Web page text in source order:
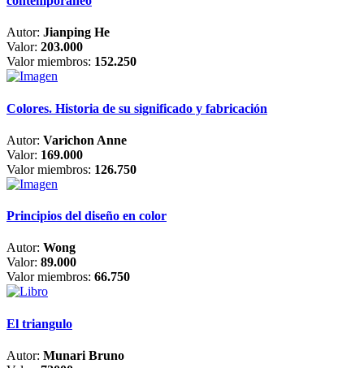
Autor: Jianping He
Valor: 203.000
Valor miembros: 152.250
Colores. Historia de su significado y fabricación
Autor: Varichon Anne
Valor: 169.000
Valor miembros: 126.750
Principios del diseño en color
Autor: Wong
Valor: 89.000
Valor miembros: 66.750
El triangulo
Autor: Munari Bruno